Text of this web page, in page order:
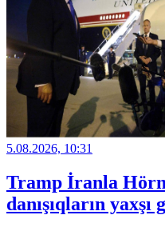
5.08.2026, 10:31
Tramp İranla
danışıqların